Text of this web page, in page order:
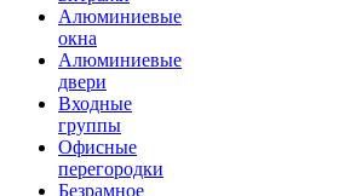
Алюминиевые
окна
Алюминиевые
двери
Входные
группы
Офисные
перегородки
Безрамное